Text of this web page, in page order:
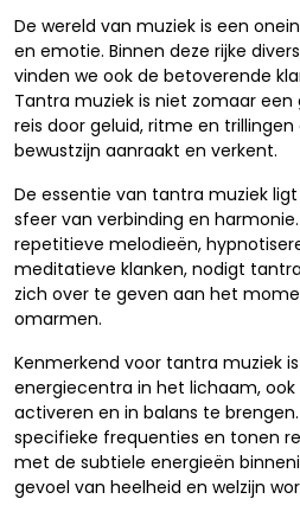
De wereld van muziek is een
en emotie. Binnen deze rijke
vinden we ook de betoverende
Tantra muziek is niet zomaar
reis door geluid, ritme en
bewustzijn aanraakt en verkent.
De essentie van tantra muziek
sfeer van verbinding en
repetitieve melodieën,
meditatieve klanken, nodigt
zich over te geven aan het
omarmen.
Kenmerkend voor tantra muziek
energiecentra in het lichaam, ook
activeren en in balans te
specifieke frequenties en tonen
met de subtiele energieën
gevoel van heelheid en welzijn